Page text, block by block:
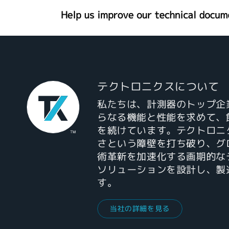
Help us improve our technical
テクトロニクスについて
私たちは、計測器のトップ企
らなる機能と性能を求めて
を続けています。テクトロ
さという障壁を打ち破り、
術革新を加速化する画期的な
ソリューションを設計し、製
す。
当社の詳細を見る